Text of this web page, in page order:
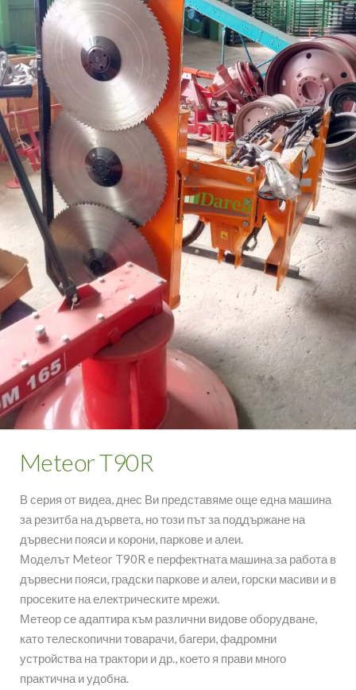
Meteor T90R
В серия от видеа, днес Ви представяме още една машина
за резитба на дървета, но този път за поддържане на
дървесни пояси и корони, паркове и алеи.
Моделът Meteor T90R e перфектната машина за работа в
дървесни пояси, градски паркове и алеи, горски масиви и в
просеките на електрическите мрежи.
Метеор се адаптира към различни видове оборудване,
като телескопични товарачи, багери, фадромни
устройства на трактори и др., което я прави много
практична и удобна.